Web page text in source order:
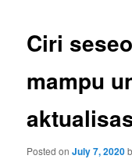
Ciri
mampu
Posted onJuly 7, 2020